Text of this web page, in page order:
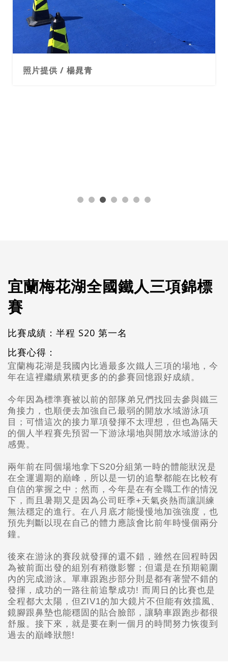
照片提供 / 楊晁青
宜蘭梅花湖全國鐵人三項錦標
賽
比賽成績：半程 S20 第一名
比賽心得：
宜蘭梅花湖是我國內比過最多次鐵人三項的場地，今
年在這裡繼續累積更多的的參賽回憶跟好成績。
今年因為標準賽被以前的部隊弟兄們找回去參與鐵三
角接力，也順便去加強自己最弱的開放水域游泳項
目；可惜這次的接力單項發揮不太理想，但也為隔天
的個人半程賽先預習一下游泳場地與開放水域游泳的
感覺。
兩年前在同個場地拿下S20分組第一時的體能狀況是
在全運週期的巔峰，所以是一切的追擊都能在比較有
自信的掌握之中；然而，今年是在有全職工作的情況
下，而且暑期又是因為公司旺季+天氣炎熱而讓訓練
無法穩定的進行。在八月底才能慢慢地加強強度，也
預先判斷以現在自己的體力應該會比前年時慢個兩分
鐘。
後來在游泳的賽段就發揮的還不錯，雖然在回程時因
為被前面出發的組別有稍微影響；但還是在預期範圍
內的完成游泳。單車跟跑步部分則是都有著蠻不錯的
發揮，成功的一路往前追擊成功! 而周日的比賽也是
全程都大太陽，但ZIV1的加大鏡片不但能有效擋風、
鏡腳跟鼻墊也能穩固的貼合臉部，讓騎車跟跑步都很
舒服。接下來，就是要在剩一個月的時間努力恢復到
過去的巔峰狀態!